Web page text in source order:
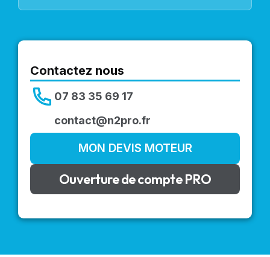
Contactez nous
07 83 35 69 17
contact@n2pro.fr
MON DEVIS MOTEUR
Ouverture de compte PRO